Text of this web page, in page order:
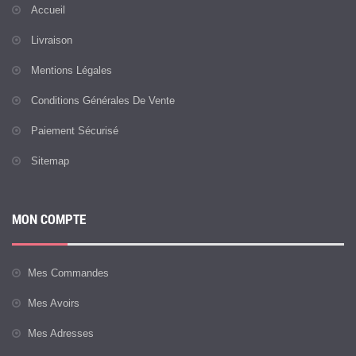
Accueil
Livraison
Mentions Légales
Conditions Générales De Vente
Paiement Sécurisé
Sitemap
MON COMPTE
Mes Commandes
Mes Avoirs
Mes Adresses